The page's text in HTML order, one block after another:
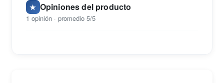
★ Opiniones del producto
1 opinión · promedio 5/5